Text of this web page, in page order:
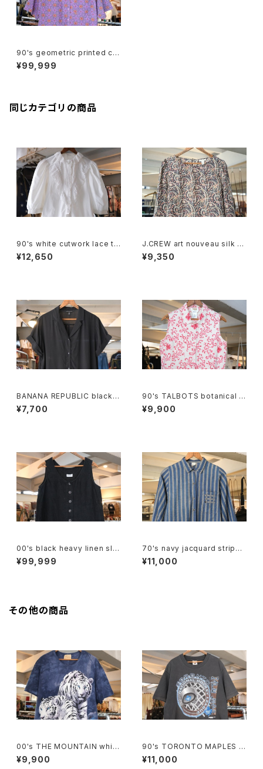
90's geometric printed cot
ton open collar Shirt
¥99,999
同じカテゴリの商品
90's white cutwork lace tri
mmed cotton Blouse
¥12,650
J.CREW art nouveau silk p
ullover Blouse
¥9,350
BANANA REPUBLIC black r
ayon open collar Shirt
¥7,700
90's TALBOTS botanical s
croll printed Irish linen sle
eveless Shirt
¥9,900
00's black heavy linen sle
eveless Top
¥99,999
70's navy jacquard stripe
balloon sleeve Shirt
¥11,000
その他の商品
00's THE MOUNTAIN white
tiger tie-dye tee Dress
¥9,900
90's TORONTO MAPLES L
EAFS black cotton Tee "M
ade in CANADA"
¥11,000